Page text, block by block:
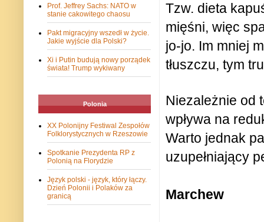
Tzw. dieta
mięśni, więc
jo-jo. Im mniej
tłuszczu, tym
Niezależnie od
wpływa na
Warto jednak
uzupełniający
Marchew
Prof. Jeffrey Sachs: NATO w
stanie cakowitego chaosu
Pakt migracyjny wszedł w życie.
Jakie wyjście dla Polski?
Xi i Putin budują nowy porządek
świata! Trump wykiwany
Polonia
XX Polonijny Festiwal Zespołów
Folklorystycznych w Rzeszowie
Spotkanie Prezydenta RP z
Polonią na Florydzie
Język polski - język, który łączy.
Dzień Polonii i Polaków za
granicą